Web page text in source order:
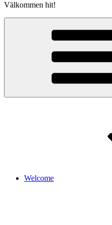
Välkommen hit!
Welcome